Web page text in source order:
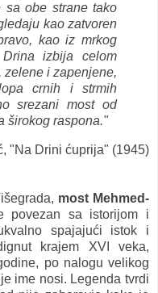
obe strane tako
kao zatvoren
kao iz mrkog
izbija celom
zelene i zapenjene,
crnih i strmih
srezani most od
širokog raspona."
"Na Drini ćuprija" (1945)
most Mehmed-
povezan sa istorijom i
spajajući istok i
krajem XVI veka,
po nalogu velikog
ime nosi. Legenda tvrdi